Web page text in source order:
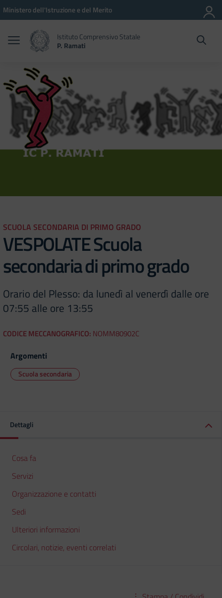
Vai ai contenuti
Vai al menu di navigazione
Vai al footer
Ministero dell'Istruzione e del Merito
Istituto Comprensivo Statale
P. Ramati
SCUOLA SECONDARIA DI PRIMO GRADO
VESPOLATE Scuola
secondaria di primo grado
Orario del Plesso: da lunedì al venerdì dalle ore
07:55 alle ore 13:55
CODICE MECCANOGRAFICO: NOMM80902C
Argomenti
Scuola secondaria
Dettagli
Cosa fa
Servizi
Organizzazione e contatti
Sedi
Ulteriori informazioni
Circolari, notizie, eventi correlati